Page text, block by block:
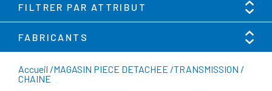
Accueil /MAGASIN PIECE DETACHEE /TRANSMISSION /
CHAINE
FILTRER PAR ATTRIBUT
FABRICANTS